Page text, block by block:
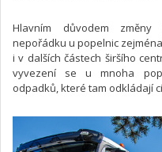
Hlavním důvodem
nepořádku u popelnic
i v dalších částech širšího
vyvezení se u mnoha
odpadků, které tam odkládají